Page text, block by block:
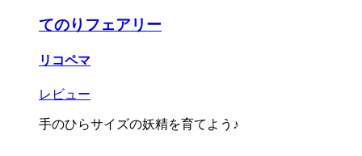
てのりフェアリー
リコペマ
レビュー
手のひらサイズの妖精を育てよう♪